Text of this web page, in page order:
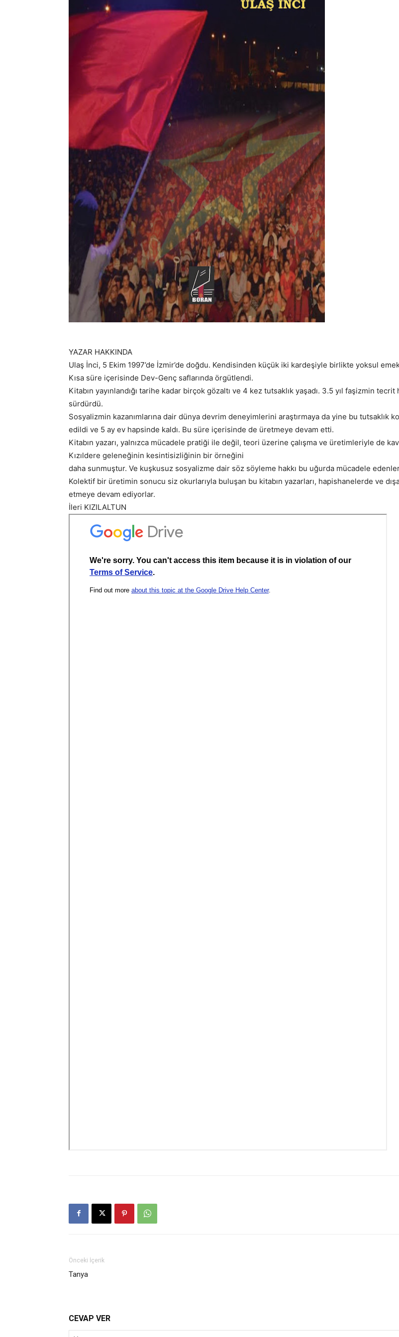
YAZAR HAKKINDA
Ulaş İnci, 5 Ekim 1997’de İzmir’de doğdu. Kendisinden küçük iki kardeşiyle birlikte yoksul
Kısa süre içerisinde Dev-Genç saflarında örgütlendi.
Kitabın yayınlandığı tarihe kadar birçok gözaltı ve 4 kez tutsaklık yaşadı. 3.5 yıl faşizmin
sürdürdü.
Sosyalizmin kazanımlarına dair dünya devrim deneyimlerini araştırmaya da yine bu tutsaklık
edildi ve 5 ay ev hapsinde kaldı. Bu süre içerisinde de üretmeye devam etti.
Kitabın yazarı, yalnızca mücadele pratiği ile değil, teori üzerine çalışma ve üretimleriyle de
Kızıldere geleneğinin kesintisizliğinin bir örneğini
daha sunmuştur. Ve kuşkusuz sosyalizme dair söz söyleme hakkı bu uğurda mücadele
Kolektif bir üretimin sonucu siz okurlarıyla buluşan bu kitabın yazarları, hapishanelerde ve
etmeye devam ediyorlar.
İleri KIZILALTUN
Önceki İçerik
Tanya
CEVAP VER